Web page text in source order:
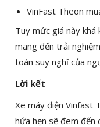
VinFast Theon
Tuy mức giá này khá
mang đến trải
toàn suy nghĩ của
Lời kết
Xe máy điện Vinfast
hứa hẹn sẽ đem đến